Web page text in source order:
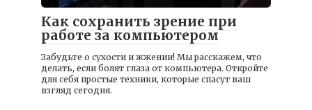
Как сохранить зрение при
работе за компьютером
Забудьте о сухости и жжении! Мы расскажем, что
делать, если болят глаза от компьютера. Откройте
для себя простые техники, которые спасут ваш
взгляд сегодня.